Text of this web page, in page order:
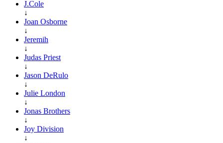
J.Cole
↓
Joan Osborne
↓
Jeremih
↓
Judas Priest
↓
Jason DeRulo
↓
Julie London
↓
Jonas Brothers
↓
Joy Division
↓